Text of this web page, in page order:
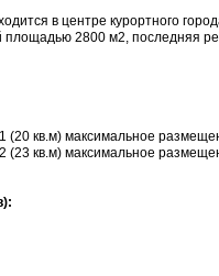
в центре курортного
2800 м2, последняя
(20 кв.м) максимальное
(23 кв.м) максимальное